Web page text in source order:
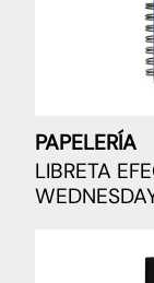
PAPELERÍA
LIBRETA